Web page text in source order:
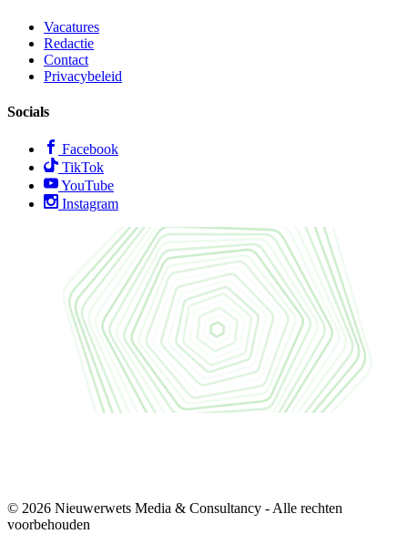
Vacatures
Redactie
Contact
Privacybeleid
Socials
Facebook
TikTok
YouTube
Instagram
© 2026 Nieuwerwets Media & Consultancy - Alle rechten
voorbehouden